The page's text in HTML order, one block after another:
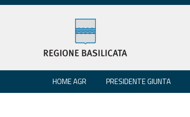
HOME AGR PRESIDENTE GIUNTA